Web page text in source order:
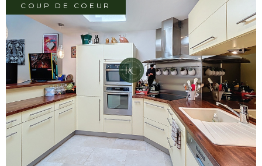
révéler tout le potentiel de ce logement et
d'en faire un pied-à-terre de caractère ou
un investissement locatif patrimonial au sein
de l'un des secteurs les plus prisés de Dijon.
L'adresse constitue incontestablement l'un
des principaux atouts de ce bien :
commerces, transports, restaurants et
animation du centre-ville sont accessibles à
pied en quelques minutes seulement. Une
opportunité rare pour les amateurs
d'investissement en hyper-centre
recherchant avant tout un emplacement
de qualité. Les plus : • Adresse recherchée à
COUP DE COEUR
VOIR LE BIEN